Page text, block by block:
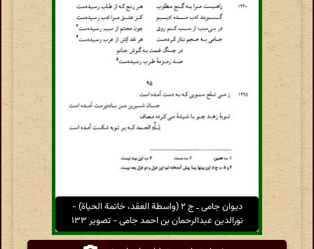
دیوان جامی ـ ج ۲ (واسطة العقد، خاتمة الحیاة) -
نورالدین عبدالرحمان بن احمد جامی - تصویر ۱۳۳